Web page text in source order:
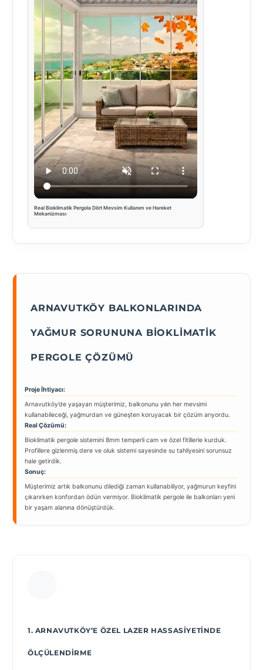
Real Bioklimatik Pergola Dört Mevsim Kullanım ve Hareket
Mekanizması
ARNAVUTKÖY BALKONLARINDA
YAĞMUR SORUNUNA BIOKLIMATIK
PERGOLE ÇÖZÜMÜ
Proje İhtiyacı:
Arnavutköy’de yaşayan müşterimiz, balkonunu yılın her mevsimi
kullanabileceği, yağmurdan ve güneşten koruyacak bir çözüm arıyordu.
Real Çözümü:
Bioklimatik pergole sistemini 8mm temperli cam ve özel fitillerle kurduk.
Profillere gizlenmiş dere ve oluk sistemi sayesinde su tahliyesini sorunsuz
hale getirdik.
Sonuç:
Müşterimiz artık balkonunu dilediği zaman kullanabiliyor, yağmurun keyfini
çıkarırken konfordan ödün vermiyor. Bioklimatik pergole ile balkonları yeni
bir yaşam alanına dönüştürdük.
1. ARNAVUTKÖY’E ÖZEL LAZER HASSASIYETINDE
ÖLÇÜLENDIRME